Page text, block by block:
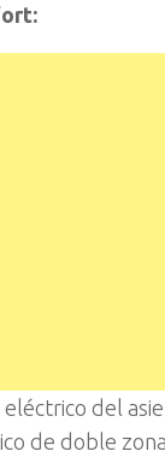
del
de doble